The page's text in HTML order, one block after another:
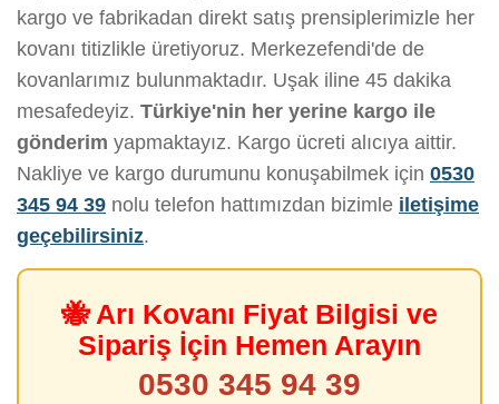
kargo ve fabrikadan direkt satış prensiplerimizle her
kovanı titizlikle üretiyoruz. Merkezefendi'de de
kovanlarımız bulunmaktadır. Uşak iline 45 dakika
mesafedeyiz. Türkiye'nin her yerine kargo ile
gönderim yapmaktayız. Kargo ücreti alıcıya aittir.
Nakliye ve kargo durumunu konuşabilmek için 0530
345 94 39 nolu telefon hattımızdan bizimle iletişime
geçebilirsiniz.
🐝 Arı Kovanı Fiyat Bilgisi ve
Sipariş İçin Hemen Arayın
0530 345 94 39